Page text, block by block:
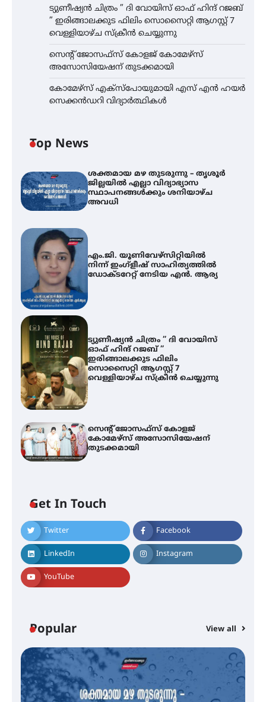
ട്യുണീഷ്യൻ ചിത്രം ” ദി വോയിസ് ഓഫ് ഹിന്ദ് റജബ്
” ഇരിങ്ങാലക്കുട ഫിലിം സൊസൈറ്റി ആഗസ്റ്റ് 7
വെള്ളിയാഴ്ച സ്‌ക്രീൻ ചെയ്യുന്നു
സെന്റ് ജോസഫ്സ് കോളജ് കോമേഴ്‌സ്
അസോസിയേഷന് തുടക്കമായി
കോമേഴ്സ് എക്സ്പോയുമായി എസ് എൻ ഹയർ
സെക്കൻഡറി വിദ്യാർത്ഥികൾ
Top News
ശക്തമായ മഴ തുടരുന്നു – തൃശൂർ
ജില്ലയിൽ എല്ലാ വിദ്യാഭ്യാസ
സ്ഥാപനങ്ങൾക്കും ശനിയാഴ്ച
അവധി
എം.ജി. യൂണിവേഴ്‌സിറ്റിയിൽ
നിന്ന് ഇംഗ്ളീഷ് സാഹിത്യത്തിൽ
ഡോക്ടറേറ്റ് നേടിയ എൻ. ആര്യ
ട്യുണീഷ്യൻ ചിത്രം ” ദി വോയിസ്
ഓഫ് ഹിന്ദ് റജബ് ”
ഇരിങ്ങാലക്കുട ഫിലിം
സൊസൈറ്റി ആഗസ്റ്റ് 7
വെള്ളിയാഴ്ച സ്‌ക്രീൻ ചെയ്യുന്നു
സെന്റ് ജോസഫ്സ് കോളജ്
കോമേഴ്‌സ് അസോസിയേഷന്
തുടക്കമായി
Get In Touch
Twitter Facebook
LinkedIn Instagram
YouTube
Popular View all
ഡോക്ടറേറ്റ് നേടിയ എൻ. ആര്യ
ട്യുണീഷ്യൻ ചിത്രം ” ദി വോയിസ്
ഓഫ് ഹിന്ദ് റജബ് ” ഇരിങ്ങാലക്കുട
ഫിലിം സൊസൈറ്റി ആഗസ്റ്റ് 7
വെള്ളിയാഴ്ച സ്‌ക്രീൻ ചെയ്യുന്നു